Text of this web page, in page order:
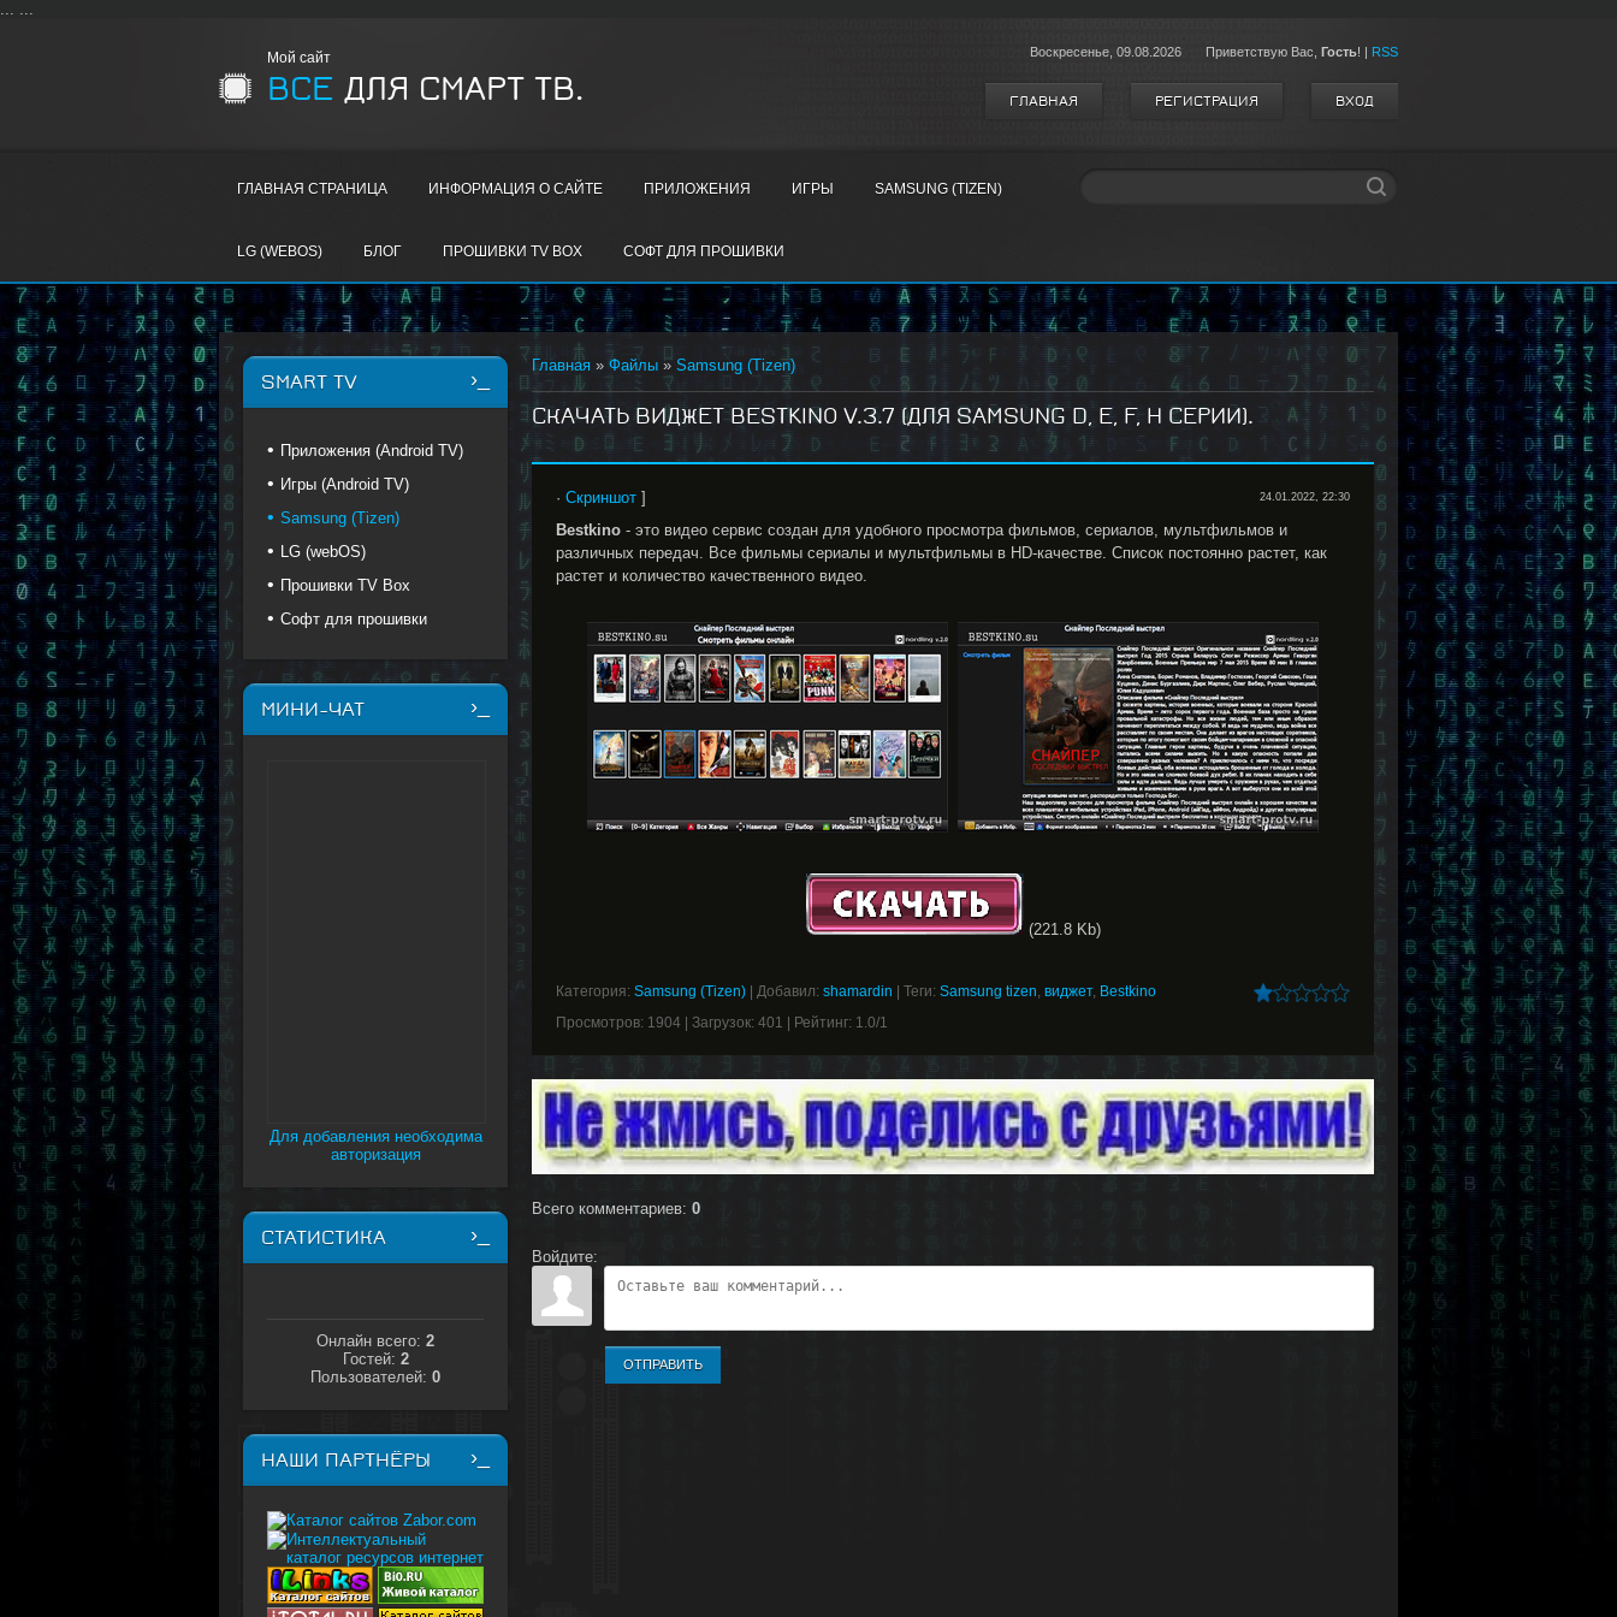
... ...
Мой сайт
ВСЕ ДЛЯ СМАРТ ТВ.
Воскресенье, 09.08.2026 Приветствую Вас Гость! | RSS
ГЛАВНАЯ РЕГИСТРАЦИЯ ВХОД
ГЛАВНАЯ СТРАНИЦА ИНФОРМАЦИЯ О САЙТЕ ПРИЛОЖЕНИЯ ИГРЫ SAMSUNG (TIZEN)
LG (WEBOS) БЛОГ ПРОШИВКИ TV BOX СОФТ ДЛЯ ПРОШИВКИ
Главная » Файлы » Samsung (Tizen)
СКАЧАТЬ ВИДЖЕТ BESTKINO V.3.7 (ДЛЯ SAMSUNG D, E, F, H СЕРИИ).
· Скриншот ] 24.01.2022, 22:30
Bestkino - это видео сервис создан для удобного просмотра фильмов, сериалов, мультфильмов и
различных передач. Все фильмы сериалы и мультфильмы в HD-качестве. Список постоянно растет, как
растет и количество качественного видео.
(221.8 Kb)
Категория: Samsung (Tizen) Добавил: shamardin Теги: Samsung tizen, виджет, Bestkino
Просмотров: 1904 Загрузок: 401 Рейтинг: 1.0/1
Всего комментариев: 0
Войдите:
ОТПРАВИТЬ
SMART TV
Приложения (Android TV)
Игры (Android TV)
Samsung (Tizen)
LG (webOS)
Прошивки TV Box
Софт для прошивки
МИНИ-ЧАТ
Для добавления необходима
авторизация
СТАТИСТИКА
Онлайн всего: 2
Гостей: 2
Пользователей: 0
НАШИ ПАРТНЁРЫ